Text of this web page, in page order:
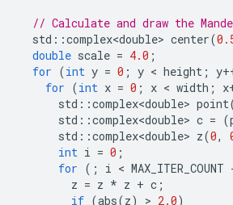
// Calculate and draw the
std ::complex<double> center(
double scale = 4.0 ;
for (int y = 0 ; y < height ; y
for (int x = 0 ; x < width ; x
std ::complex<double> point
std ::complex<double> c = (
std ::complex<double> z(0,
int i = 0 ;
for (; i < MAX_ITER_COUNT
z = z * z + c ;
if (abs(z) > 2.0)